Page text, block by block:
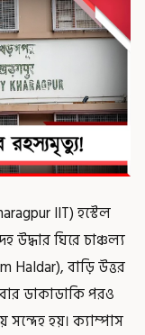
IIT) হস্টেল
উদ্ধার ঘিরে চাঞ্চল্য
Haldar), বাড়ি উত্তর
ডাকাডাকি পরও
হয়। ক্যাম্পাস